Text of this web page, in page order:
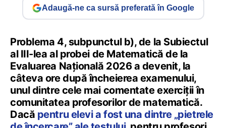
Adaugă-ne ca sursă preferată în Google
Problema 4, subpunctul b), de la Subiectul
al III-lea al probei de Matematică de la
Evaluarea Națională 2026 a devenit, la
câteva ore după încheierea examenului,
unul dintre cele mai comentate exerciții în
comunitatea profesorilor de matematică.
Dacă pentru elevi a fost una dintre „pietrele